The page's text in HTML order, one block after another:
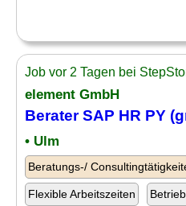
Job vor 2 Tagen bei
element GmbH
Berater SAP HR PY
• Ulm
Beratungs-/
Flexible Arbeitszeiten